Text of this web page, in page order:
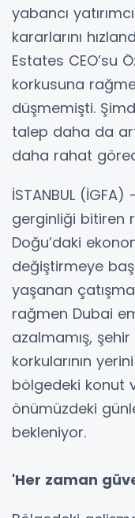
yabancı
kararlarını
Estates CEO’su
korkusuna
düşmemişti.
talep daha da
daha rahat
İSTANBUL
gerginliği bitiren
Doğu’daki
değiştirmeye
yaşanan
rağmen Dubai
azalmamış,
korkularının
bölgedeki konut
önümüzdeki
bekleniyor.
'Her zaman